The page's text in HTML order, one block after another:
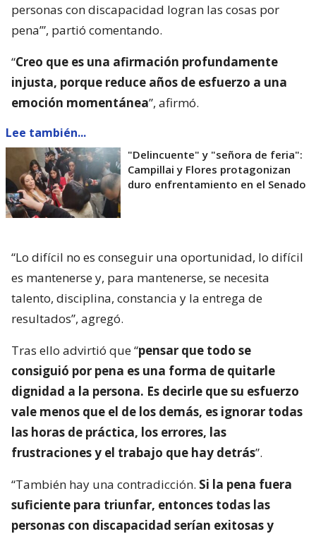
personas con discapacidad logran las cosas por
pena’”, partió comentando.
“Creo que es una afirmación profundamente
injusta, porque reduce años de esfuerzo a una
emoción momentánea”, afirmó.
Lee también...
"Delincuente" y "señora de feria":
Campillai y Flores protagonizan
duro enfrentamiento en el Senado
“Lo difícil no es conseguir una oportunidad, lo difícil
es mantenerse y, para mantenerse, se necesita
talento, disciplina, constancia y la entrega de
resultados”, agregó.
Tras ello advirtió que “pensar que todo se
consiguió por pena es una forma de quitarle
dignidad a la persona. Es decirle que su esfuerzo
vale menos que el de los demás, es ignorar todas
las horas de práctica, los errores, las
frustraciones y el trabajo que hay detrás”.
“También hay una contradicción. Si la pena fuera
suficiente para triunfar, entonces todas las
personas con discapacidad serían exitosas y